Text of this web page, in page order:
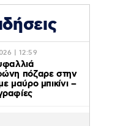
| 12:59
πόζαρε στην
μαύρο μπικίνι –